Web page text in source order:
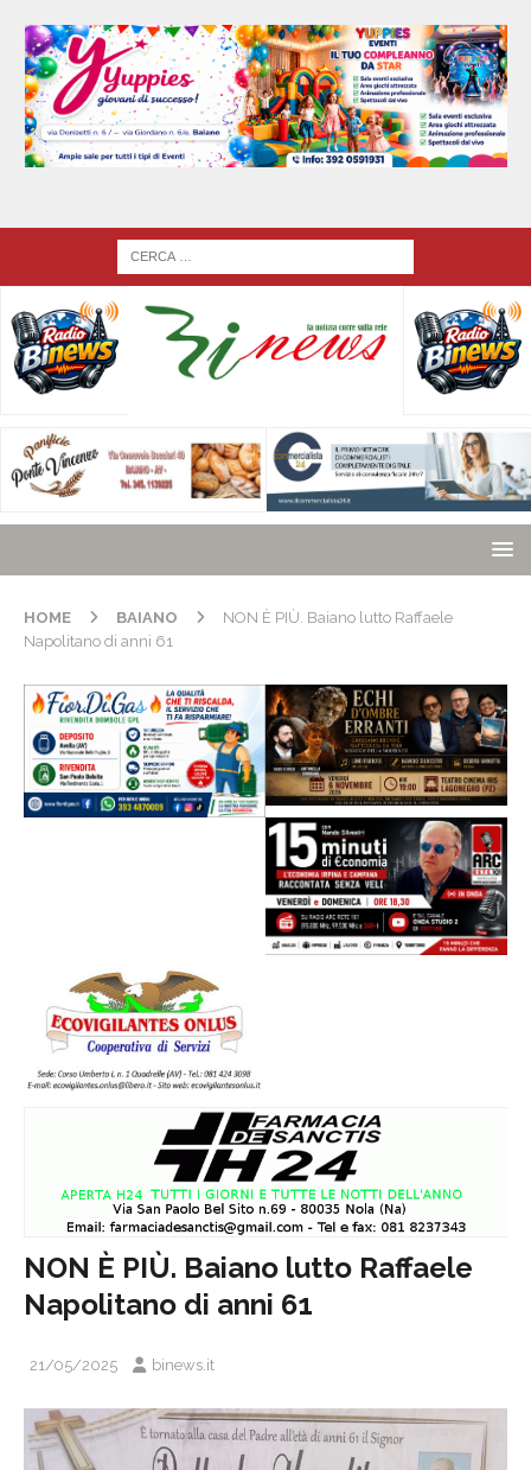
HOME BAIANO
NON È PIÙ. Baiano lutto Raffaele
Napolitano di anni 61
NON È PIÙ. Baiano lutto Raffaele
Napolitano di anni 61
21/05/2025 binews.it